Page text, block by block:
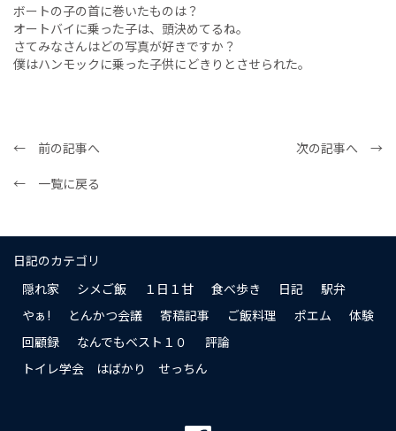
ボートの子の首に巻いたものは？
オートバイに乗った子は、頭決めてるね。
さてみなさんはどの写真が好きですか？
僕はハンモックに乗った子供にどきりとさせられた。
← 前の記事へ
次の記事へ →
← 一覧に戻る
日記のカテゴリ
隠れ家
シメご飯 １日１甘 食べ歩き 日記
駅弁
やぁ!
とんかつ会議 寄稿記事 ご飯料理 ポエム
体験
回顧録
なんでもベスト１０
評論
トイレ学会 はばかり せっちん